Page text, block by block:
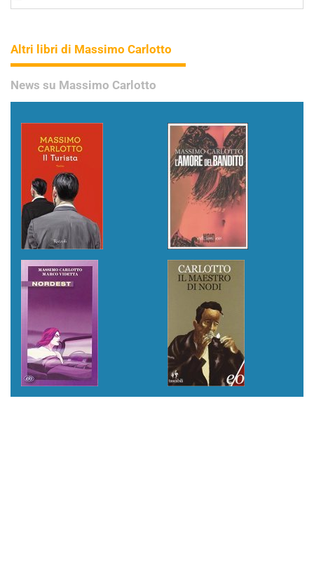
Altri libri di Massimo Carlotto
News su Massimo Carlotto